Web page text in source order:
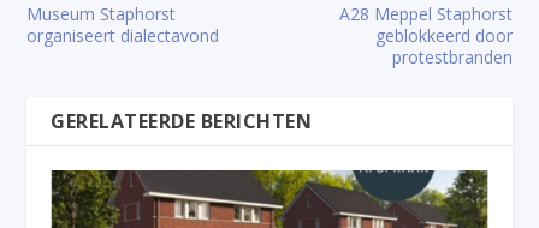
Museum Staphorst
organiseert dialectavond
A28 Meppel Staphorst
geblokkeerd door
protestbranden
GERELATEERDE BERICHTEN